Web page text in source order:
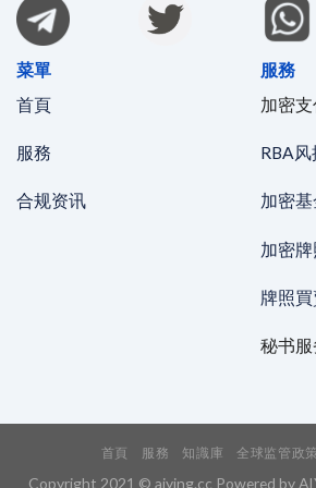
菜單
首頁
服務
合规资讯
服務
加密
RBA
加密
加密
牌照
秘书服
首頁 服務 知識庫 全球监管政策
Copyright 2021 © aiying.cc Powered by